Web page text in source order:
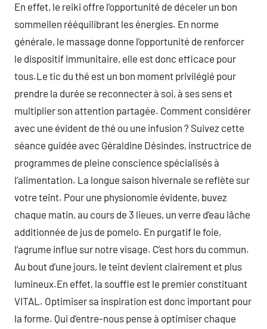
En effet, le reiki offre l’opportunité de déceler un bon
sommeilen rééquilibrant les énergies. En norme
générale, le massage donne l’opportunité de renforcer
le dispositif immunitaire, elle est donc efficace pour
tous.Le tic du thé est un bon moment privilégié pour
prendre la durée se reconnecter à soi, à ses sens et
multiplier son attention partagée. Comment considérer
avec une évident de thé ou une infusion ? Suivez cette
séance guidée avec Géraldine Désindes, instructrice de
programmes de pleine conscience spécialisés à
l’alimentation. La longue saison hivernale se reflète sur
votre teint. Pour une physionomie évidente, buvez
chaque matin, au cours de 3 lieues, un verre d’eau lâche
additionnée de jus de pomelo. En purgatif le foie,
l’agrume influe sur notre visage. C’est hors du commun.
Au bout d’une jours, le teint devient clairement et plus
lumineux.En effet, la souffle est le premier constituant
VITAL. Optimiser sa inspiration est donc important pour
la forme. Qui d’entre-nous pense à optimiser chaque